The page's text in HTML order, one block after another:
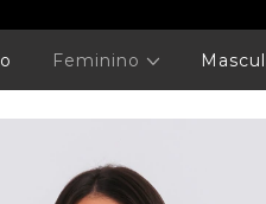
Feminino